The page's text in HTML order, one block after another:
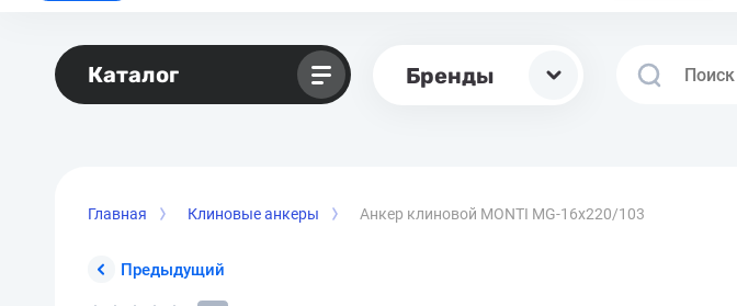
Каталог Бренды
Главная Клиновые анкеры Анкер клиновой MONTI MG-16х220/103
Предыдущий